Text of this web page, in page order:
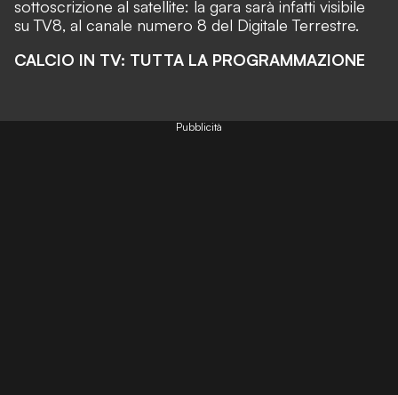
sottoscrizione al satellite: la gara sarà infatti visibile
su TV8, al canale numero 8 del Digitale Terrestre.
CALCIO IN TV: TUTTA LA PROGRAMMAZIONE
Pubblicità